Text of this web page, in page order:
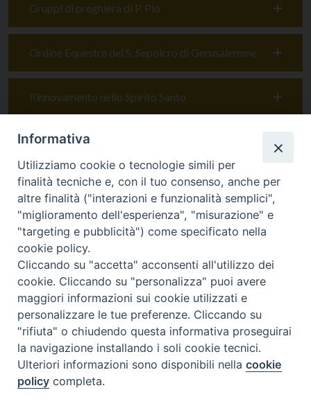
Gruppi di preghiera di P. Pio
Ordine Equestre del S. Sepolcro di Gerusalemme
Rinnovamento nello Spirito Santo
Comunità di Sant'Egidio
Piazza Mario Dottori, 14
02047 Poggio Mirteto (Rieti)
Informativa
Utilizziamo cookie o tecnologie simili per
finalità tecniche e, con il tuo consenso, anche per
altre finalità ("interazioni e funzionalità semplici",
"miglioramento dell'esperienza", "misurazione" e
"targeting e pubblicità") come specificato nella
cookie policy.
Cliccando su "accetta" acconsenti all'utilizzo dei
cookie. Cliccando su "personalizza" puoi avere
maggiori informazioni sui cookie utilizzati e
personalizzare le tue preferenze. Cliccando su
"rifiuta" o chiudendo questa informativa proseguirai
la navigazione installando i soli cookie tecnici.
Ulteriori informazioni sono disponibili nellacookie
policy completa.